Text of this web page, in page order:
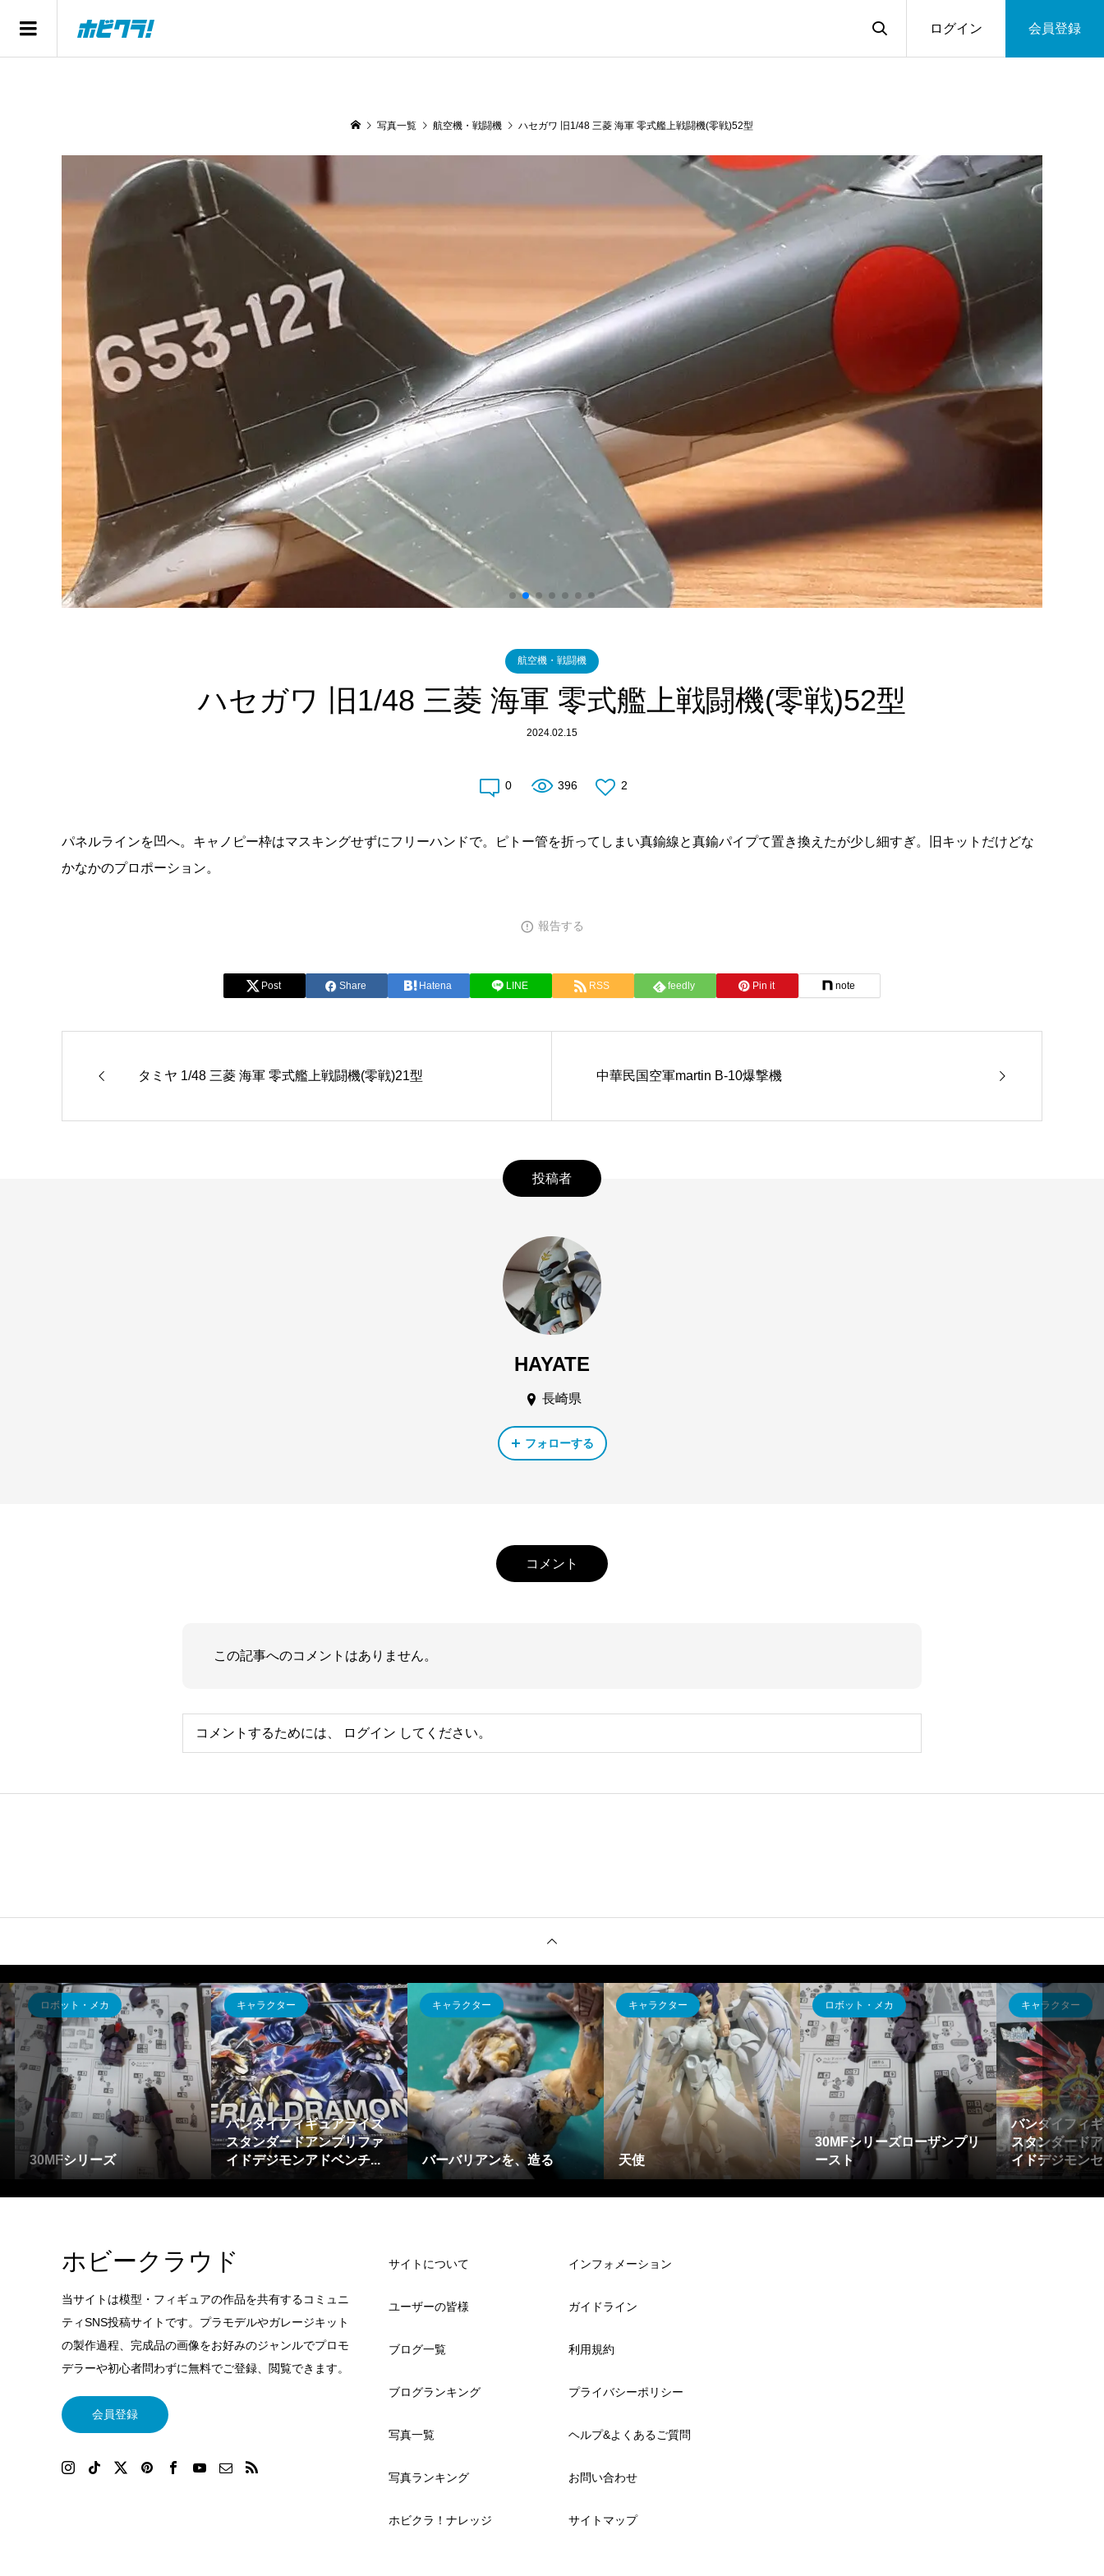
ログイン 会員登録
写真一覧 航空機・戦闘機 ハセガワ 旧1/48 三菱 海軍 零式艦上戦闘機(零戦)52型
航空機・戦闘機
ハセガワ 旧1/48 三菱 海軍 零式艦上戦闘機(零戦)52型
2024.02.15
0 396 2
パネルラインを凹へ。キャノピー枠はマスキングせずにフリーハンドで。ピトー管を折ってしまい真鍮線と真鍮パイプて置き換えたが少し細すぎ。旧キットだけどな
かなかのプロポーション。
報告する
Post Share Hatena LINE RSS feedly Pin it note
タミヤ 1/48 三菱 海軍 零式艦上戦闘機(零戦)21型 中華民国空軍martin B-10爆撃機
投稿者
HAYATE
長崎県
フォローする
コメント
この記事へのコメントはありません。
コメントするためには、 ログイン してください。
キャラクター
バンダイフィギュアライズ
スタンダードアンプリファ
イドデジモンアドベンチ...
キャラクター
バーバリアンを、造る
キャラクター
天使
ロボット・メカ
30MFシリーズローザンプリ
ースト
キャラクター
バンダイフィギュアライズ
スタンダードアンプリファ
イドデジモンセイバーズ...
キャラ
ネオジ
してく
ホビークラウド
当サイトは模型・フィギュアの作品を共有するコミュニ
ティSNS投稿サイトです。プラモデルやガレージキット
の製作過程、完成品の画像をお好みのジャンルでプロモ
デラーや初心者問わずに無料でご登録、閲覧できます。
会員登録
サイトについて
ユーザーの皆様
ブログ一覧
ブログランキング
写真一覧
写真ランキング
ホビクラ！ナレッジ
インフォメーション
ガイドライン
利用規約
プライバシーポリシー
ヘルプ&よくあるご質問
お問い合わせ
サイトマップ